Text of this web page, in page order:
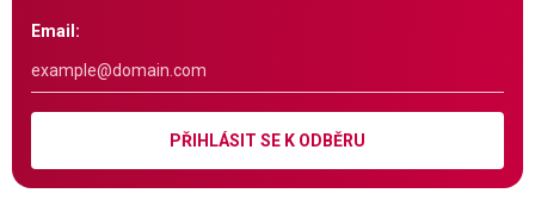
Email:
PŘIHLÁSIT SE K ODBĚRU